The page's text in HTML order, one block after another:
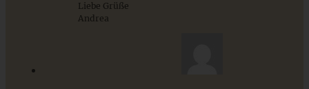
Mediterran gewürztes Gemüse auf cremigem Tahini-
Liebe Grüße
Andrea